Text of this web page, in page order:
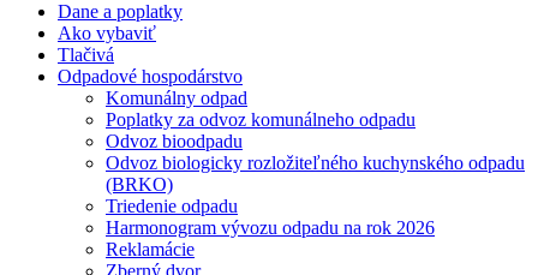
Dane a poplatky
Ako vybaviť
Tlačivá
Odpadové hospodárstvo
Komunálny odpad
Poplatky za odvoz komunálneho odpadu
Odvoz bioodpadu
Odvoz biologicky rozložiteľného kuchynského odpadu
(BRKO)
Triedenie odpadu
Harmonogram vývozu odpadu na rok 2026
Reklamácie